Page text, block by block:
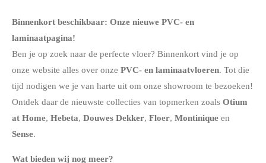
Binnenkort beschikbaar: Onze nieuwe PVC- en
laminaatpagina!
Ben je op zoek naar de perfecte vloer? Binnenkort vind je op
onze website alles over onze PVC- en laminaatvloeren. Tot die
tijd nodigen we je van harte uit om onze showroom te bezoeken!
Ontdek daar de nieuwste collecties van topmerken zoals Otium
at Home, Hebeta, Douwes Dekker, Floer, Montinique en
Sense.
Wat bieden wij nog meer?